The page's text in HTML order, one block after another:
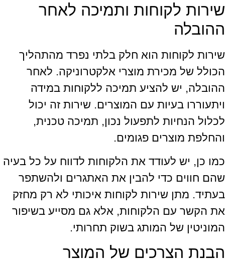
שירות לקוחות ותמיכה לאחר
ההובלה
שירות לקוחות הוא חלק בלתי נפרד מהתהליך
הכולל של מכירת מוצרי אלקטרוניקה. לאחר
ההובלה, יש להציע תמיכה ללקוחות במידה
ויתעוררו בעיות עם המוצרים. שירות זה יכול
לכלול הנחיות לתפעול נכון, תמיכה טכנית,
והחלפת מוצרים פגומים.
כמו כן, יש לעודד את הלקוחות לדווח על כל בעיה
שהם חווים כדי להבין את האתגרים ולהשתפר
בעתיד. מתן שירות לקוחות איכותי לא רק מחזק
את הקשר עם הלקוחות, אלא גם מסייע בשיפור
המוניטין של המותג בשוק תחרותי.
הבנת הצרכים של המוצר